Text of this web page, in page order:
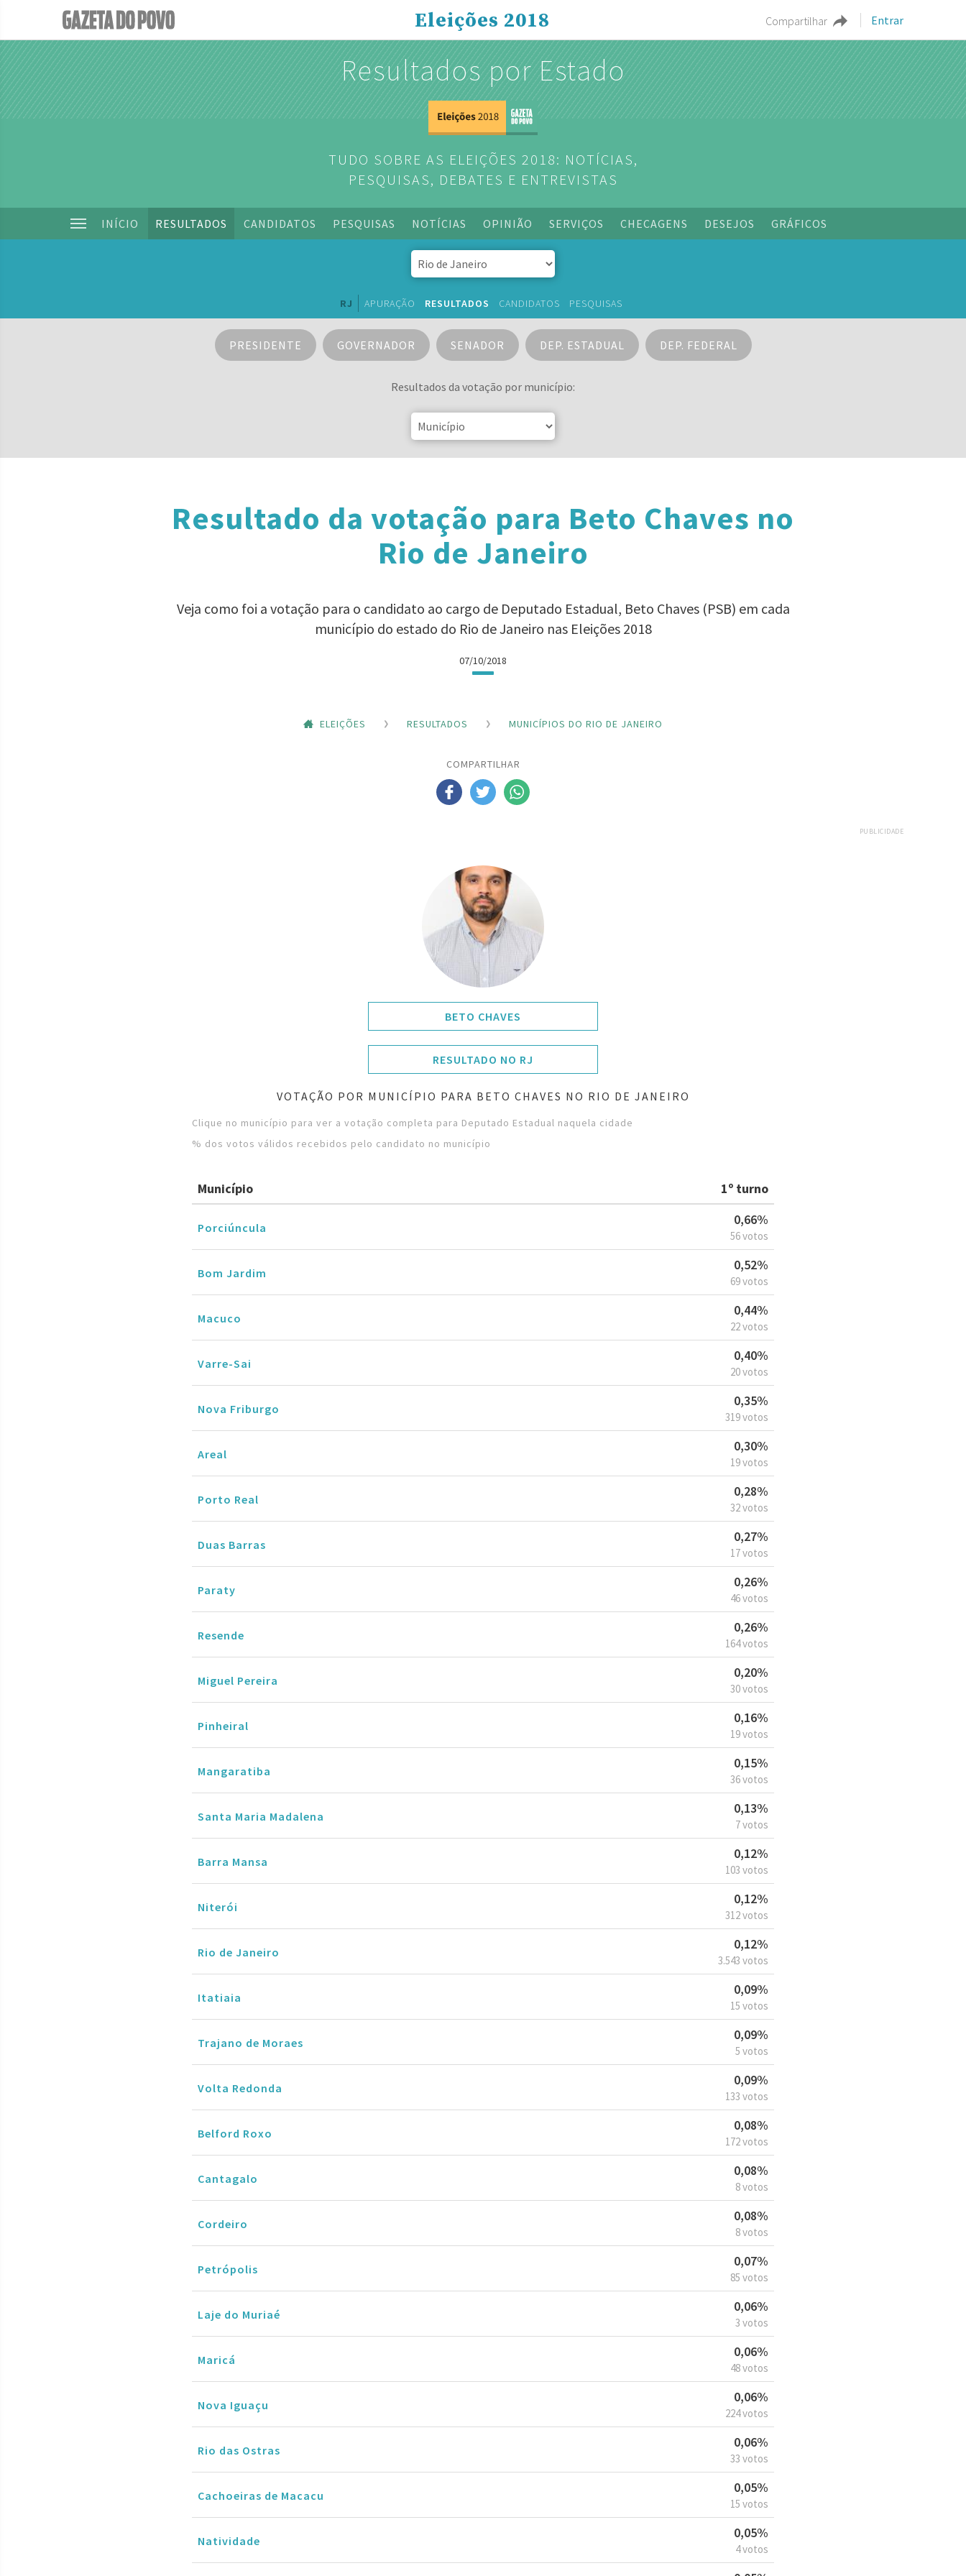
Compartilhar Entrar
Eleições 2018
Resultados por Estado
TUDO SOBRE AS ELEIÇÕES 2018: NOTÍCIAS,
PESQUISAS, DEBATES E ENTREVISTAS
INÍCIO RESULTADOS CANDIDATOS PESQUISAS NOTÍCIAS OPINIÃO SERVIÇOS CHECAGENS DESEJOS GRÁFICOS
RJ APURAÇÃO RESULTADOS CANDIDATOS PESQUISAS
PRESIDENTE GOVERNADOR SENADOR DEP. ESTADUAL DEP. FEDERAL
Resultados da votação por município:
Resultado da votação para Beto Chaves no
Rio de Janeiro
Veja como foi a votação para o candidato ao cargo de Deputado Estadual, Beto Chaves (PSB) em cada
município do estado do Rio de Janeiro nas Eleições 2018
07/10/2018
ELEIÇÕES RESULTADOS MUNICÍPIOS DO RIO DE JANEIRO
COMPARTILHAR
PUBLICIDADE
BETO CHAVES
RESULTADO NO RJ
VOTAÇÃO POR MUNICÍPIO PARA BETO CHAVES NO RIO DE JANEIRO
Clique no município para ver a votação completa para Deputado Estadual naquela cidade
% dos votos válidos recebidos pelo candidato no município
Município 1º turno
Porciúncula
0,66%
56 votos
Bom Jardim
0,52%
69 votos
Macuco
0,44%
22 votos
Varre-Sai
0,40%
20 votos
Nova Friburgo
0,35%
319 votos
Areal
0,30%
19 votos
Porto Real
0,28%
32 votos
Duas Barras
0,27%
17 votos
Paraty
0,26%
46 votos
Resende
0,26%
164 votos
Miguel Pereira
0,20%
30 votos
Pinheiral
0,16%
19 votos
Mangaratiba
0,15%
36 votos
Santa Maria Madalena
0,13%
7 votos
Barra Mansa
0,12%
103 votos
Niterói
0,12%
312 votos
Rio de Janeiro
0,12%
3.543 votos
Itatiaia
0,09%
15 votos
Trajano de Moraes
0,09%
5 votos
Volta Redonda
0,09%
133 votos
Belford Roxo
0,08%
172 votos
Cantagalo
0,08%
8 votos
Cordeiro
0,08%
8 votos
Petrópolis
0,07%
85 votos
Laje do Muriaé
0,06%
3 votos
Maricá
0,06%
48 votos
Nova Iguaçu
0,06%
224 votos
Rio das Ostras
0,06%
33 votos
Cachoeiras de Macacu
0,05%
15 votos
Natividade
0,05%
4 votos